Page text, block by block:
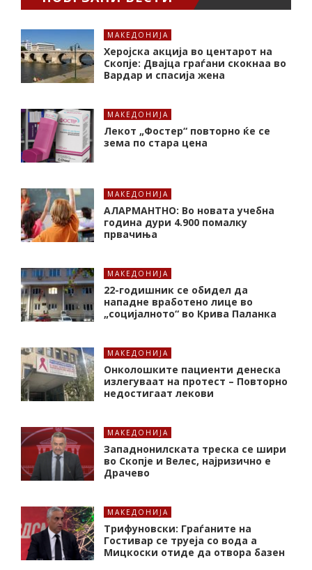
МАКЕДОНИЈА
Херојска акција во центарот на
Скопје: Двајца граѓани скокнаа во
Вардар и спасија жена
МАКЕДОНИЈА
Лекот „Фостер“ повторно ќе се
зема по стара цена
МАКЕДОНИЈА
АЛАРМАНТНО: Во новата учебна
година дури 4.900 помалку
првачиња
МАКЕДОНИЈА
22-годишник се обидел да
нападне вработено лице во
„социјалното“ во Крива Паланка
МАКЕДОНИЈА
Онколошките пациенти денеска
излегуваат на протест – Повторно
недостигаат лекови
МАКЕДОНИЈА
Западнонилската треска се шири
во Скопје и Велес, најризично е
Драчево
МАКЕДОНИЈА
Трифуновски: Граѓаните на
Гостивар се труеја со вода а
Мицкоски отиде да отвора базен